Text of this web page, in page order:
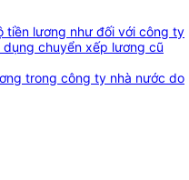
tiền lương như đối với công ty
chuyển xếp lương cũ
trong công ty nhà nước do